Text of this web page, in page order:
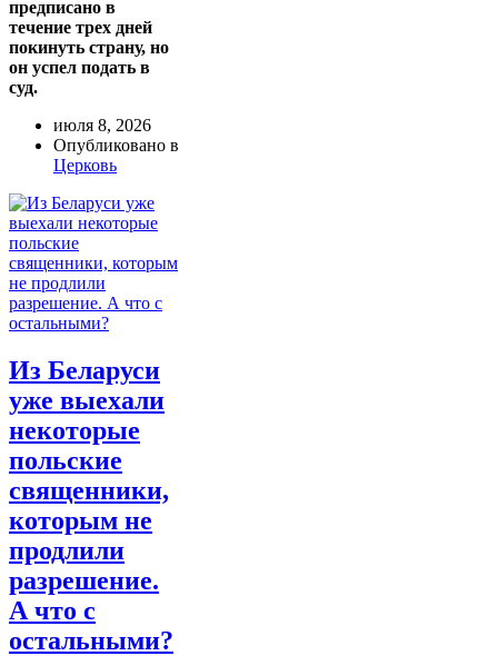
предписано в
течение трех дней
покинуть страну, но
он успел подать в
суд.
июля 8, 2026
Опубликовано в
Церковь
Из Беларуси
уже выехали
некоторые
польские
священники,
которым не
продлили
разрешение.
А что с
остальными?